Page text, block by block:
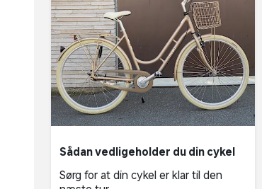
Sådan vedligeholder du din cykel
Sørg for at din cykel er klar til den